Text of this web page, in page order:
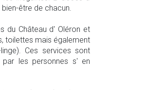
être de chacun.
du Château d' Oléron et
toilettes mais également
Ces services sont
les personnes s' en